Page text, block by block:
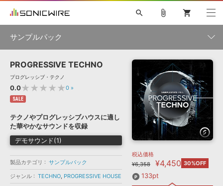
ソフト音源 »
プラグイン・エフェクト »
サンプルパック »
ソフトウェア／ツール »
特集 »
ニュースレター »
製品サポート情報 »
DTMガイド » 音楽カード
search
初音ミク NT 鏡音リン・レン V4X
MEIKO V3
KAITO V3
VOCALOID
SPITFIRE AUDIO
VIENNA
EZ DRUMMER 3
ライセンスフリーBGM
ボーカル抜き出し
DUBSTEP
ELECTRONICA
EDM TRANCE MUTANT
ROUTER.FM
ソフト音源 プラグイン・エフェクト
ソフトウェア／ツール DAW 効果音
attach_file shopping_cart
サンプルパック
製品一覧
メーカー
フォーマット
PROGRESSIVE TECHNO
プログレッシブ・テクノ
0.0★★★★★0 »
SALE
テクノやプログレッシブハウスに適し
た華やかなサウンドを収録
デモサウンド(1)
製品カテゴリ
サンプルパック
ジャンル
TECHNO, PROGRESSIVE HOUSE
税込価格
¥6,358
¥4,450 30%OFF
133pt